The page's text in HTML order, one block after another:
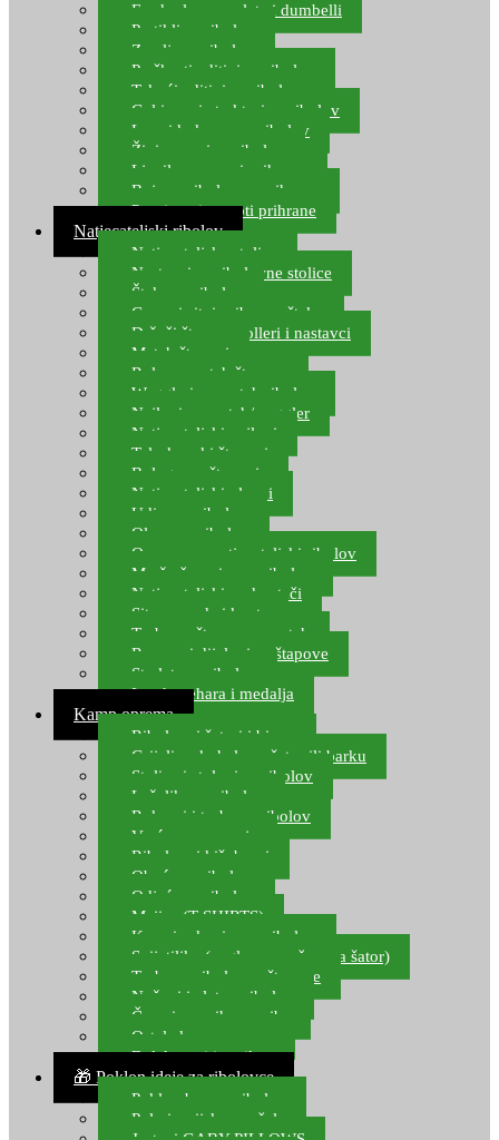
Feeder lovne pelete i dumbelli
Partikli za ribolov
Zemlja za ribolov
Praškasti aditivi za ribolov
Tekući aditivi za ribolov
Gel i sprej atraktori za ribolov
Lovni kukuruz za ribolov
Živi mamci za ribolov
Ljepilo za crve i prihranu
Boje za ribolovnu prihranu
Provjereni recepti prihrane
Natjecateljski ribolov
Natjecateljske stolice
Nastavci za ribolovne stolice
Šteke za ribolov
Gume i sitni pribor za šteku
Držači štapova rolleri i nastavci
Match štapovi
Role za match štapove
Waggleri za match ribolov
Najloni za match/waggler
Natjecateljski najloni
Teleskopski štapovi
Bolognese štapovi
Natjecateljski plovci
Udice za ribolov
Olovo za ribolov
Oprema za natjecateljski ribolov
Mreže čuvarice za ribolov
Natjecateljski podmetači
Sito, posude i kante
Torbe za štapove – match
Rezervni dijelovi za štapove
Starlete za ribolov
Izrada pehara i medalja
Kamp oprema
Ribolovni šatori i bivvy
Grijalice, kuhala za šator ili barku
Stolice i stolovi za ribolov
Ležaljke za ribolov
Ruksaci i torbe za ribolov
Vreće za spavanje
Ribolovni kišobrani
Obuća za ribolov
Odjeća za ribolov
Majice (T-SHIRTS)
Kape i rukavice za ribolov
Svijetiljke (naglavne, ručne, za šator)
Torbe za ribolovne štapove
Noževi i alat za ribolov
Čamci za prihranu ribe
Ostala kamp oprema
Dalekozori i optika
🎁 Poklon ideje za ribolovce
Poklon bon za ribolov
Polarizacijske naočale